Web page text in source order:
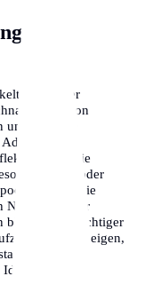
der
sich über
oft von
erzählen
und
oft die
oder
Durch die
Namensmuster
bleiben ein wichtiger
zeigen,
als die